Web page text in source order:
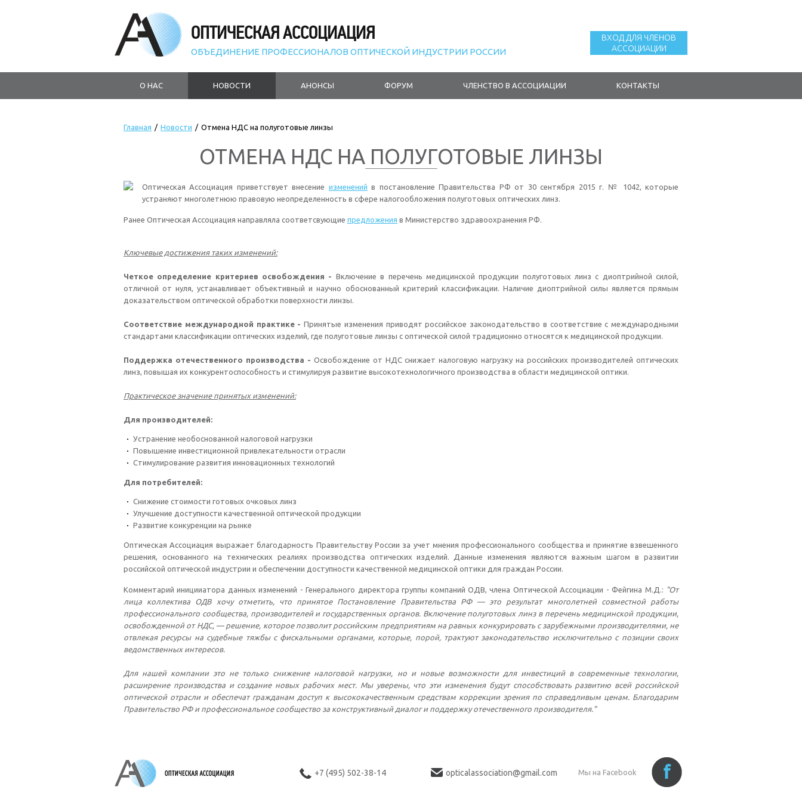
ОПТИЧЕСКАЯ АССОЦИАЦИЯ
ОБЪЕДИНЕНИЕ ПРОФЕССИОНАЛОВ ОПТИЧЕСКОЙ ИНДУСТРИИ РОССИИ
ВХОД ДЛЯ ЧЛЕНОВ
АССОЦИАЦИИ
О НАС НОВОСТИ АНОНСЫ ФОРУМ ЧЛЕНСТВО В АССОЦИАЦИИ КОНТАКТЫ
Главная / Новости / Отмена НДС на полуготовые линзы
ОТМЕНА НДС НА ПОЛУГОТОВЫЕ ЛИНЗЫ
Оптическая Ассоциация приветствует внесение изменений в постановление Правительства РФ от 30 сентября 2015 г. № 1042, которые
устраняют многолетнюю правовую неопределенность в сфере налогообложения полуготовых оптических линз.
Ранее Оптическая Ассоциация направляла соответсвующие предложения в Министерство здравоохранения РФ.
Ключевые достижения таких изменений:
Четкое определение критериев освобождения - Включение в перечень медицинской продукции полуготовых линз с диоптрийной силой,
отличной от нуля, устанавливает объективный и научно обоснованный критерий классификации. Наличие диоптрийной силы является прямым
доказательством оптической обработки поверхности линзы.
Соответствие международной практике - Принятые изменения приводят российское законодательство в соответствие с международными
стандартами классификации оптических изделий, где полуготовые линзы с оптической силой традиционно относятся к медицинской продукции.
Поддержка отечественного производства - Освобождение от НДС снижает налоговую нагрузку на российских производителей оптических
линз, повышая их конкурентоспособность и стимулируя развитие высокотехнологичного производства в области медицинской оптики.
Практическое значение принятых изменений:
Для производителей:
Устранение необоснованной налоговой нагрузки
Повышение инвестиционной привлекательности отрасли
Стимулирование развития инновационных технологий
Для потребителей:
Снижение стоимости готовых очковых линз
Улучшение доступности качественной оптической продукции
Развитие конкуренции на рынке
Оптическая Ассоциация выражает благодарность Правительству России за учет мнения профессионального сообщества и принятие взвешенного
решения, основанного на технических реалиях производства оптических изделий. Данные изменения являются важным шагом в развитии
российской оптической индустрии и обеспечении доступности качественной медицинской оптики для граждан России.
Комментарий иницииатора данных изменений - Генерального директора группы компаний ОДВ, члена Оптической Ассоциации - Фейгина М.Д.: "От
лица коллектива ОДВ хочу отметить, что принятое Постановление Правительства РФ — это результат многолетней совместной работы
профессионального сообщества, производителей и государственных органов. Включение полуготовых линз в перечень медицинской продукции,
освобожденной от НДС, — решение, которое позволит российским предприятиям на равных конкурировать с зарубежными производителями, не
отвлекая ресурсы на судебные тяжбы с фискальными органами, которые, порой, трактуют законодательство исключительно с позиции своих
ведомственных интересов.
Для нашей компании это не только снижение налоговой нагрузки, но и новые возможности для инвестиций в современные технологии,
расширение производства и создание новых рабочих мест. Мы уверены, что эти изменения будут способствовать развитию всей российской
оптической отрасли и обеспечат гражданам доступ к высококачественным средствам коррекции зрения по справедливым ценам. Благодарим
Правительство РФ и профессиональное сообщество за конструктивный диалог и поддержку отечественного производителя."
+7 (495) 502-38-14 opticalassociation@gmail.com Мы на Facebook